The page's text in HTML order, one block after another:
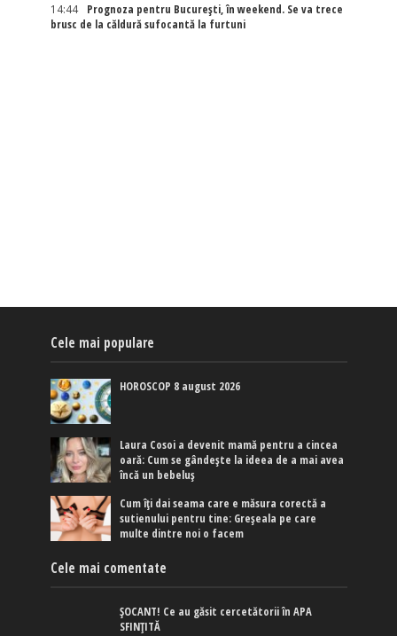
14:44
Prognoza pentru București, în weekend. Se va trece
brusc de la căldură sufocantă la furtuni
Cele mai populare
HOROSCOP 8 august 2026
Laura Cosoi a devenit mamă pentru a cincea
oară: Cum se gândește la ideea de a mai avea
încă un bebeluș
Cum îți dai seama care e măsura corectă a
sutienului pentru tine: Greșeala pe care
multe dintre noi o facem
Cele mai comentate
ȘOCANT! Ce au găsit cercetătorii în APA
SFINȚITĂ